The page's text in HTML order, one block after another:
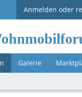
Anmelden oder
Galerie